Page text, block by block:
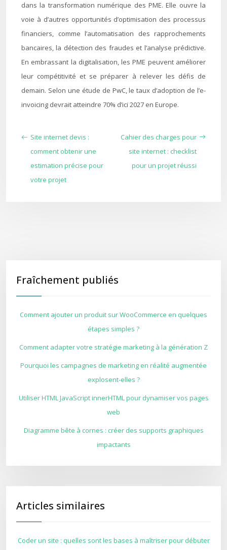
dans la transformation numérique des PME. Elle ouvre la
voie à d’autres opportunités d’optimisation des processus
financiers, comme l’automatisation des rapprochements
bancaires, la détection des fraudes et l’analyse prédictive.
En embrassant la digitalisation, les PME peuvent améliorer
leur compétitivité et se préparer à relever les défis de
demain. Selon une étude de PwC, le taux d’adoption de l’e-
invoicing devrait atteindre 70% d’ici 2027 en Europe.
Site internet devis :
comment obtenir une
estimation précise pour
votre projet
Cahier des charges pour
site internet : checklist
pour un projet réussi
Fraîchement publiés
Comment ajouter un produit sur WooCommerce en quelques
étapes simples ?
Comment adapter votre stratégie marketing à la génération Z
Pourquoi les campagnes de marketing en réalité augmentée
explosent-elles ?
Utiliser HTML JavaScript innerHTML pour dynamiser vos pages
web
Diagramme bête à cornes : créer des supports graphiques
impactants
Articles similaires
Coder un site : quelles sont les bases à maîtriser pour débuter